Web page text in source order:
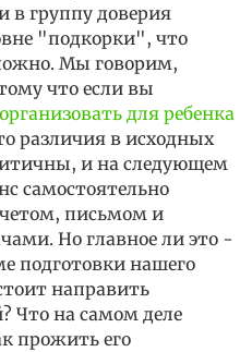
в группу доверия
"подкорки", что
Мы говорим,
что если вы
организовать для ребенка
различия в исходных
и на следующем
самостоятельно
письмом и
Но главное ли это -
подготовки нашего
направить
Что на самом деле
прожить его